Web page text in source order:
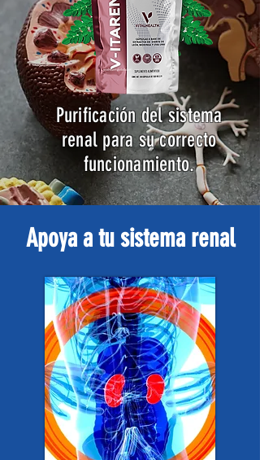
Purificación del sistema
renal para su correcto
funcionamiento.
Apoya a tu sistema renal